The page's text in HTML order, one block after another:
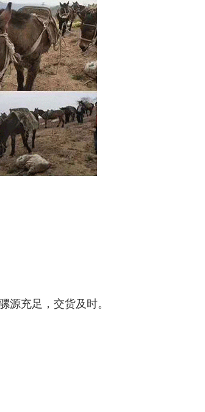
源充足，交货及时。